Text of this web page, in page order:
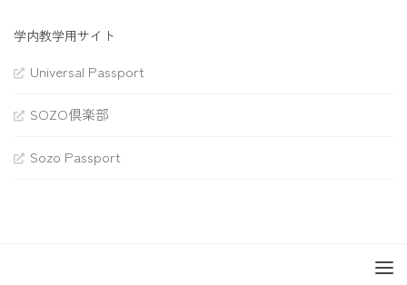
学内教学用サイト
Universal Passport
SOZO倶楽部
Sozo Passport